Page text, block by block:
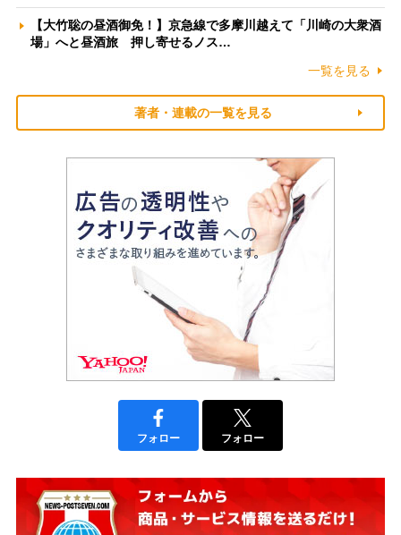
【大竹聡の昼酒御免！】京急線で多摩川越えて「川崎の大衆酒
場」へと昼酒旅 押し寄せるノス…
一覧を見る
著者・連載の一覧を見る
フォロー フォロー